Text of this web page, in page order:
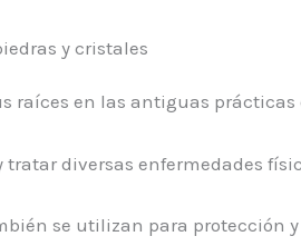
y cristales
raíces en las antiguas prácticas
diversas enfermedades
se utilizan para protección